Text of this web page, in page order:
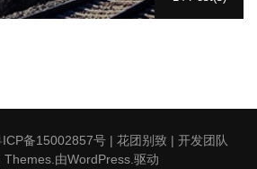
ICP备15002857号| 花团别致 | 开发团队
Themes.由WordPress.驱动